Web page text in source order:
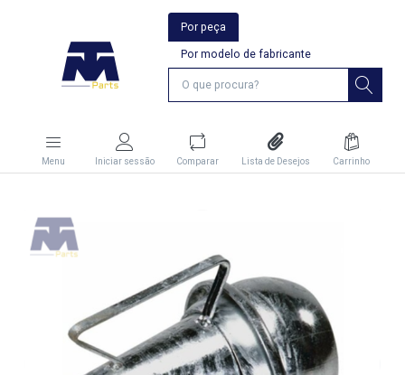
Por peça
Por modelo de fabricante
Menu Iniciar sessão Comparar Lista de Desejos Carrinho